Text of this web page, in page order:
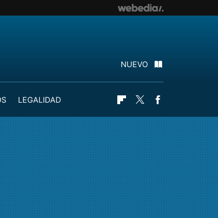
NUEVO
LEGALIDAD Flipboard
Twitter